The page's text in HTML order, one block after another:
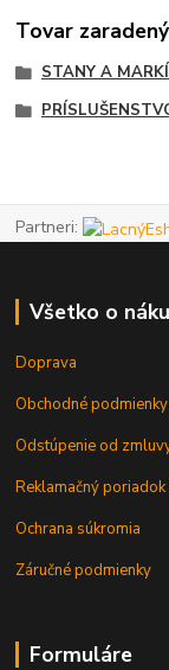
Tovar
STANY A
Partneri:
Všetko o
Doprava
Obchodné podmienky
Odstúpenie od
Reklamačný poriadok
Ochrana súkromia
Záručné podmienky
Formuláre